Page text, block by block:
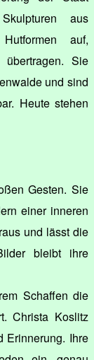
aus
auf,
Sie
und sind
Heute stehen
Gesten. Sie
einer inneren
und lässt die
bleibt ihre
Schaffen die
Christa Koslitz
Erinnerung. Ihre